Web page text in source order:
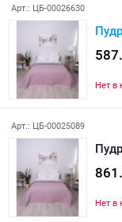
Арт.: ЦБ-00026630
Нет в
Арт.: ЦБ-00025089
Нет в